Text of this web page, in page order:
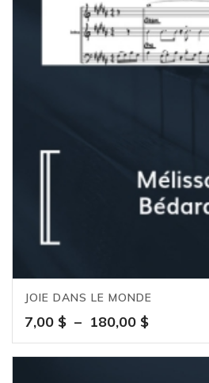
JOIE DANS LE MONDE
7,00 $ – 180,00 $Plage
de
prix :